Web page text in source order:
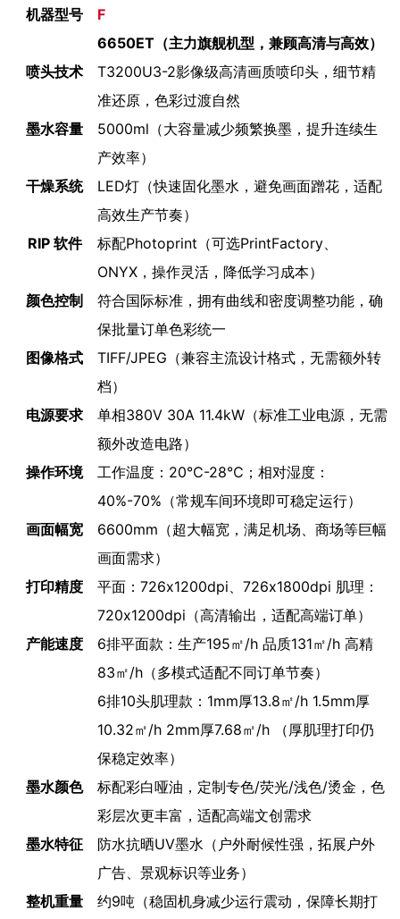
机器型号
F
6650ET（主力旗舰机型，兼顾高清与高效）
喷头技术
T3200U3-2影像级高清画质喷印头，细节精
准还原，色彩过渡自然
墨水容量
5000ml（大容量减少频繁换墨，提升连续生
产效率）
干燥系统
LED灯（快速固化墨水，避免画面蹭花，适配
高效生产节奏）
RIP 软件
标配Photoprint（可选PrintFactory、
ONYX，操作灵活，降低学习成本）
颜色控制
符合国际标准，拥有曲线和密度调整功能，确
保批量订单色彩统一
图像格式
TIFF/JPEG（兼容主流设计格式，无需额外转
档）
电源要求
单相380V 30A 11.4kW（标准工业电源，无需
额外改造电路）
操作环境
工作温度：20℃-28℃；相对湿度：
40%-70%（常规车间环境即可稳定运行）
画面幅宽
6600mm（超大幅宽，满足机场、商场等巨幅
画面需求）
打印精度
平面：726x1200dpi、726x1800dpi 肌理：
720x1200dpi（高清输出，适配高端订单）
产能速度
6排平面款：生产195㎡/h 品质131㎡/h 高精
83㎡/h（多模式适配不同订单节奏）
6排10头肌理款：1mm厚13.8㎡/h 1.5mm厚
10.32㎡/h 2mm厚7.68㎡/h （厚肌理打印仍
保稳定效率）
墨水颜色
标配彩白哑油，定制专色/荧光/浅色/烫金，色
彩层次更丰富，适配高端文创需求
墨水特征
防水抗晒UV墨水（户外耐候性强，拓展户外
广告、景观标识等业务）
整机重量
约9吨（稳固机身减少运行震动，保障长期打